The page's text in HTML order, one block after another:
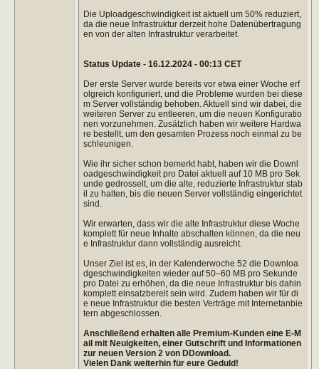
Die Uploadgeschwindigkeit ist aktuell um 50% reduziert,
da die neue Infrastruktur derzeit hohe Datenübertragung
en von der alten Infrastruktur verarbeitet.
Status Update - 16.12.2024 - 00:13 CET
Der erste Server wurde bereits vor etwa einer Woche erf
olgreich konfiguriert, und die Probleme wurden bei diese
m Server vollständig behoben. Aktuell sind wir dabei, die
weiteren Server zu entleeren, um die neuen Konfiguratio
nen vorzunehmen. Zusätzlich haben wir weitere Hardwa
re bestellt, um den gesamten Prozess noch einmal zu be
schleunigen.
Wie ihr sicher schon bemerkt habt, haben wir die Downl
oadgeschwindigkeit pro Datei aktuell auf 10 MB pro Sek
unde gedrosselt, um die alte, reduzierte Infrastruktur stab
il zu halten, bis die neuen Server vollständig eingerichtet
sind.
Wir erwarten, dass wir die alte Infrastruktur diese Woche
komplett für neue Inhalte abschalten können, da die neu
e Infrastruktur dann vollständig ausreicht.
Unser Ziel ist es, in der Kalenderwoche 52 die Downloa
dgeschwindigkeiten wieder auf 50–60 MB pro Sekunde
pro Datei zu erhöhen, da die neue Infrastruktur bis dahin
komplett einsatzbereit sein wird. Zudem haben wir für di
e neue Infrastruktur die besten Verträge mit Internetanbie
tern abgeschlossen.
Anschließend erhalten alle Premium-Kunden eine E-M
ail mit Neuigkeiten, einer Gutschrift und Informationen
zur neuen Version 2 von DDownload.
Vielen Dank weiterhin für eure Geduld!